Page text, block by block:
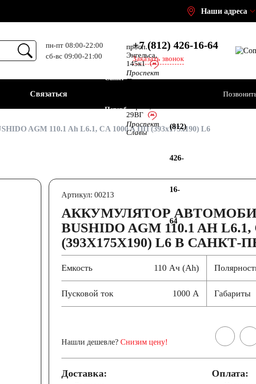
Наши адреса
пн-пт 08:00-22:00
сб-вс 09:00-21:00
+7 (812) 426-16-64
Заказать звонок
Связаться
Санкт-
Петербург
просп.
Энгельса,
145к1
Проспект
Просвещения
29ВГ
Проспект
Славы
(812)
426-
16-
64
AGM 110.1 Ah L6.1, CA 1000 A ПП (393x175х190) L6
Артикул: 00213
АККУМУЛЯТОР
BUSHIDO AGM 110.1 AH
(393X175Х190) L6 В САНКТ-
Емкость 110 Ач (Ah)
Пусковой ток 1000 А Габариты
Нашли дешевле? Снизим цену!
Доставка: Оплата: